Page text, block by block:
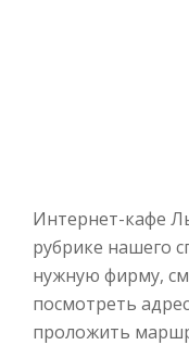
Интернет-кафе
рубрике нашего
нужную фирму,
посмотреть
проложить